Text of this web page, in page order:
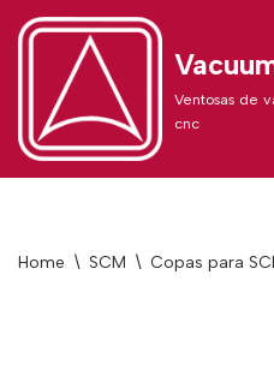
content
Ventosas de
cnc
Home \ SCM \ Copas para